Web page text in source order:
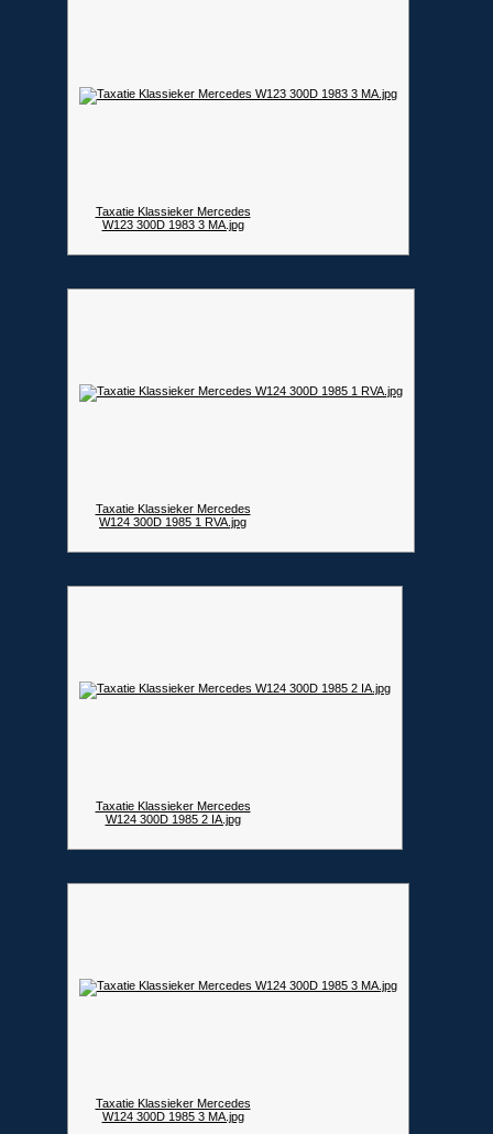
Taxatie Klassieker Mercedes
W123 300D 1983 3 MA.jpg
Taxatie Klassieker Mercedes
W124 300D 1985 1 RVA.jpg
Taxatie Klassieker Mercedes
W124 300D 1985 2 IA.jpg
Taxatie Klassieker Mercedes
W124 300D 1985 3 MA.jpg